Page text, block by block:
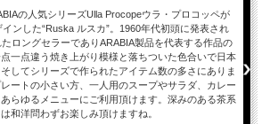
の人気シリーズUlla Procopeウラ・プロコッペが
インした“Ruska ルスカ”。1960年代初頭に発表され
ロングセラーでありARABIA製品を代表する作品の
一点違う焼き上がり模様と落ちついた色合いで日本
してシリーズで作られたアイテム数の多さにありま
ートの小さい方、一人用のスープやサラダ、カレー
らゆるメニューにご利用頂けます。深みのある茶系
和洋問わずお楽しみ頂けますね。